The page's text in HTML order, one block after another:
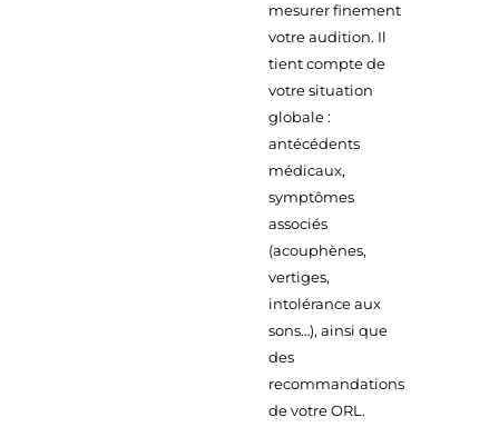
mesurer finement
votre audition. Il
tient compte de
votre situation
globale :
antécédents
médicaux,
symptômes
associés
(acouphènes,
vertiges,
intolérance aux
sons…), ainsi que
des
recommandations
de votre ORL.